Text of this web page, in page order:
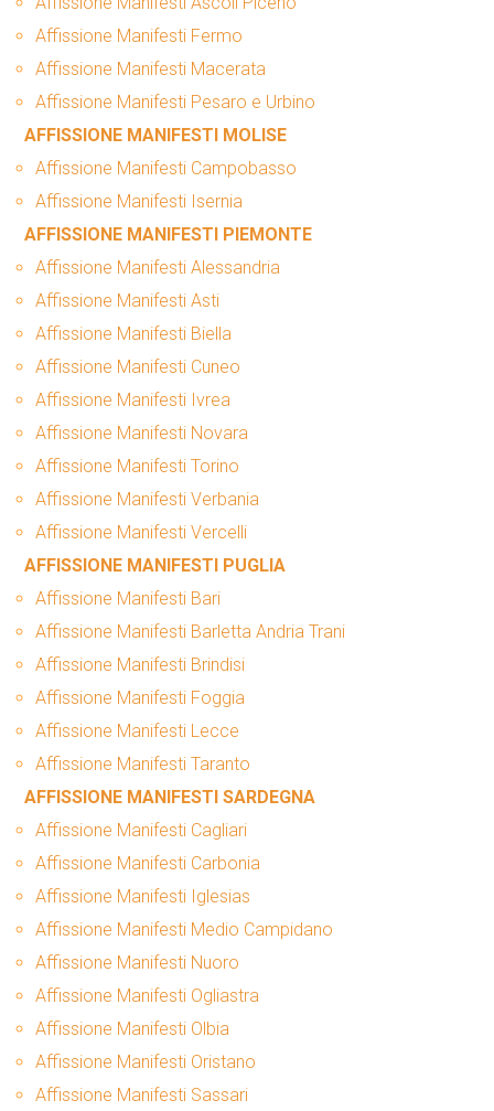
Affissione Manifesti Fermo
Affissione Manifesti Macerata
Affissione Manifesti Pesaro e Urbino
AFFISSIONE MANIFESTI MOLISE
Affissione Manifesti Campobasso
Affissione Manifesti Isernia
AFFISSIONE MANIFESTI PIEMONTE
Affissione Manifesti Alessandria
Affissione Manifesti Asti
Affissione Manifesti Biella
Affissione Manifesti Cuneo
Affissione Manifesti Ivrea
Affissione Manifesti Novara
Affissione Manifesti Torino
Affissione Manifesti Verbania
Affissione Manifesti Vercelli
AFFISSIONE MANIFESTI PUGLIA
Affissione Manifesti Bari
Affissione Manifesti Barletta Andria Trani
Affissione Manifesti Brindisi
Affissione Manifesti Foggia
Affissione Manifesti Lecce
Affissione Manifesti Taranto
AFFISSIONE MANIFESTI SARDEGNA
Affissione Manifesti Cagliari
Affissione Manifesti Carbonia
Affissione Manifesti Iglesias
Affissione Manifesti Medio Campidano
Affissione Manifesti Nuoro
Affissione Manifesti Ogliastra
Affissione Manifesti Olbia
Affissione Manifesti Oristano
Affissione Manifesti Sassari